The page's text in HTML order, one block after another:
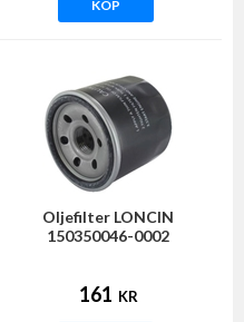
KÖP
Oljefilter LONCIN
150350046-0002
161 KR